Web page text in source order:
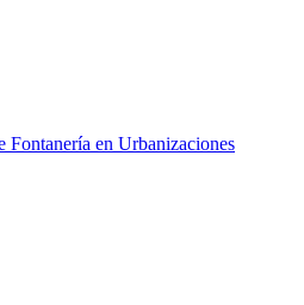
Fontanería en Urbanizaciones